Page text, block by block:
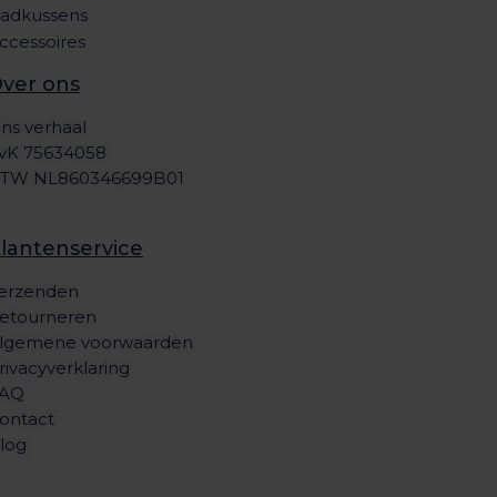
ons
verhaal
75634058
NL860346699B01
voorwaarden